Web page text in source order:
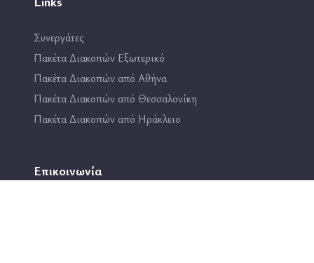
Συνεργάτες
Πακέτα Διακοπών Εξωτερικό
Πακέτα Διακοπών από Αθήνα
Πακέτα Διακοπών από Θεσσαλονίκη
Πακέτα Διακοπών από Ηράκλειο
Επικοινωνία